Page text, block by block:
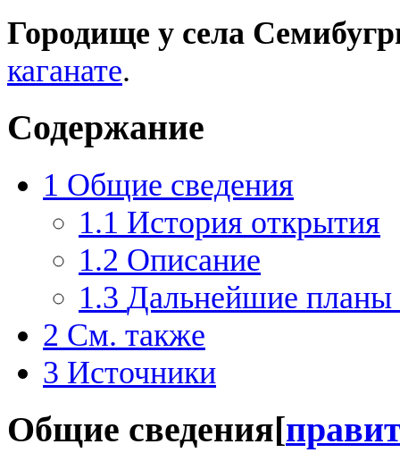
Городище у села
каганате.
Содержание
1 Общие сведения
1.1 История открытия
1.2 Описание
1.3 Дальнейшие планы
2 См. также
3 Источники
Общие сведения[